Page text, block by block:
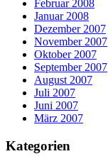
Februar 2008
Januar 2008
Dezember 2007
November 2007
Oktober 2007
September 2007
August 2007
Juli 2007
Juni 2007
März 2007
Kategorien